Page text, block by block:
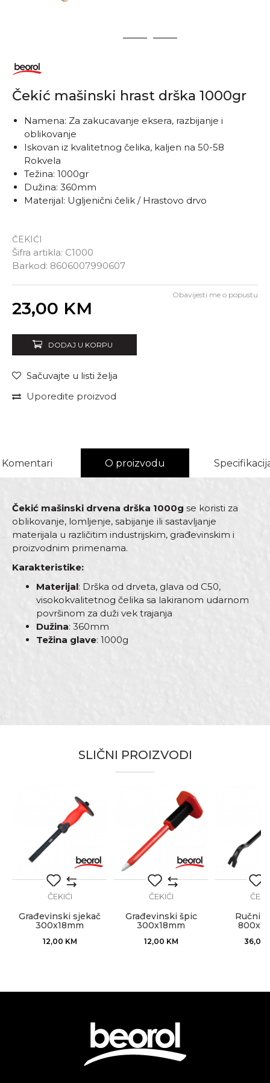
2 3
Čekić mašinski hrast drška 1000gr
ČEKIĆI
Šifra artikla: C1000
Barkod: 8606007990607
Namena: Za zakucavanje eksera, razbijanje i
oblikovanje
Iskovan iz kvalitetnog čelika, kaljen na 50-58
Rokvela
Težina: 1000gr
Dužina: 360mm
Materijal: Ugljenični čelik / Hrastovo drvo
23,00 KM
Obavijesti me o popustu
DODAJ U KORPU
Sačuvajte u listi želja
Uporedite proizvod
Komentari O proizvodu
Čekić mašinski drvena drška 1000g se koristi za
oblikovanje, lomljenje, sabijanje ili sastavljanje
materijala u različitim industrijskim, građevinskim i
proizvodnim primenama.
Karakteristike:
Materijal: Drška od drveta, glava od C50,
visokokvalitetnog čelika sa lakiranom udarnom
površinom za duži vek trajanja
Dužina: 360mm
Težina glave: 1000g
Dimenzija
370mm
Ugljenični čelik
Armirači, Baštovani, Bravari,
Električari, Fasaderi, Gipsari,
Izolateri, Kamenoresci, Keramičari,
Mehaničari, Moleri i farbari,
Monteri, Parketari, Stolari,
Tapetari, Tesari, Varioci,
Vodoinstalateri, Zidari
POŠALJI
SLIČNI PROIZVODI
ČEKIĆI
Građevinski sjekač
300x18mm
12,00 KM
ČEKIĆI
Građevinski špic
300x18mm
12,00 KM
Ručni
36,00